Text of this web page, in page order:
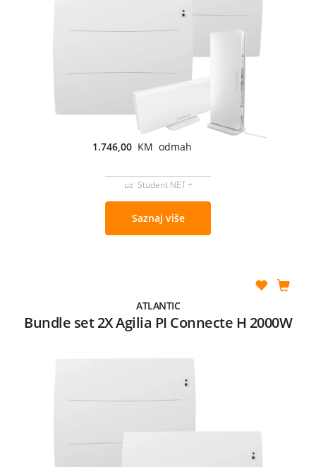
1.746,00 KM odmah
uz Student NET +
Saznaj više
ATLANTIC
Bundle set 2X Agilia PI Connecte H 2000W